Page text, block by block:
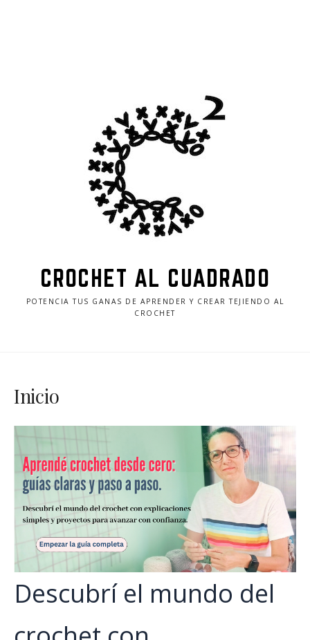
CROCHET AL CUADRADO
POTENCIA TUS GANAS DE APRENDER Y CREAR TEJIENDO AL
CROCHET
Inicio
Descubrí el mundo del